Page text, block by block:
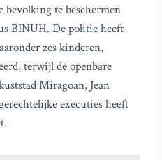
bevolking te beschermen
BINUH. De politie heeft
zes kinderen,
terwijl de openbare
Miragoan, Jean
executies heeft